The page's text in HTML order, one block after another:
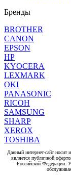
Бренды
BROTHER
CANON
EPSON
HP
KYOCERA
LEXMARK
OKI
PANASONIC
RICOH
SAMSUNG
SHARP
XEROX
TOSHIBA
Данный интернет-сайт
является публичной
Российской Федерации.